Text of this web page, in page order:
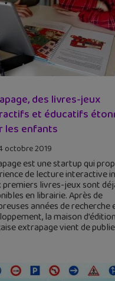
des livres-jeux
et éducatifs
les enfants
octobre 2019
est une startup qui
de lecture interactive
premiers livres-jeux sont
en librairie. Après de
années de recherche
la maison d’édition
extrapage vient de